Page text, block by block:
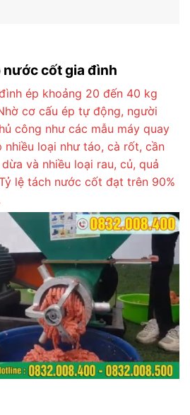
nước cốt gia đình
ép khoảng 20 đến 40 kg
cơ cấu ép tự động, người
công như các mẫu máy quay
loại như táo, cà rốt, cần
và nhiều loại rau, củ, quả
lệ tách nước cốt đạt trên 90%